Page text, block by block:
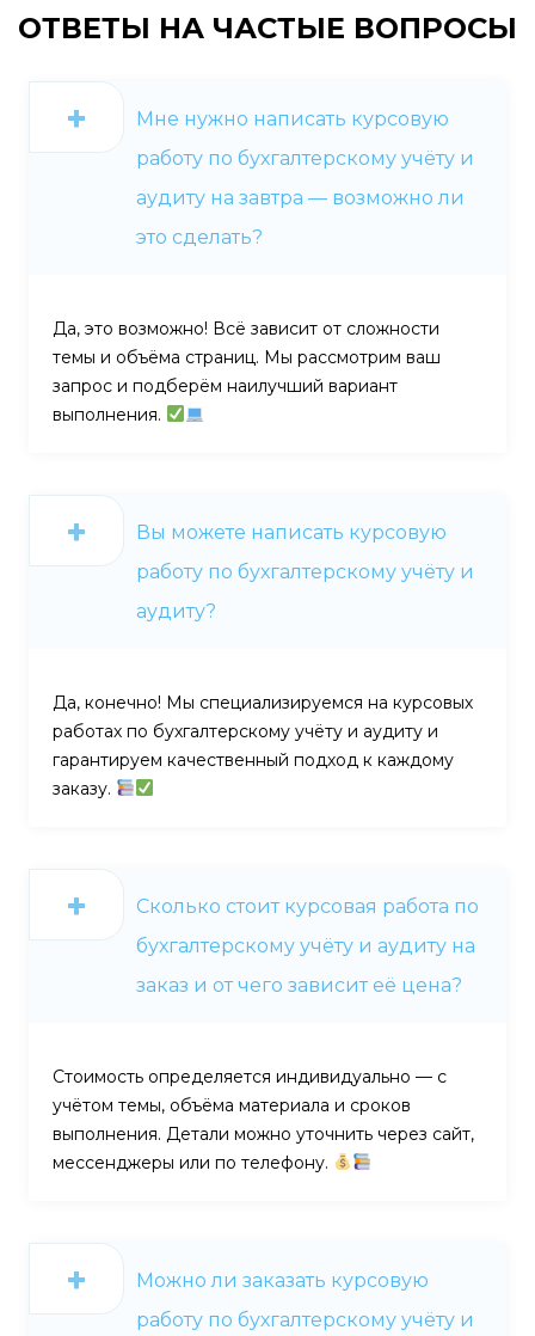
ОТВЕТЫ НА ЧАСТЫЕ ВОПРОСЫ
Мне нужно написать курсовую
работу по бухгалтерскому учёту и
аудиту на завтра — возможно ли
это сделать?
Да, это возможно! Всё зависит от сложности
темы и объёма страниц. Мы рассмотрим ваш
запрос и подберём наилучший вариант
выполнения.
Вы можете написать курсовую
работу по бухгалтерскому учёту и
аудиту?
Да, конечно! Мы специализируемся на курсовых
работах по бухгалтерскому учёту и аудиту и
гарантируем качественный подход к каждому
заказу.
Сколько стоит курсовая работа по
бухгалтерскому учёту и аудиту на
заказ и от чего зависит её цена?
Стоимость определяется индивидуально — с
учётом темы, объёма материала и сроков
выполнения. Детали можно уточнить через сайт,
мессенджеры или по телефону.
Можно ли заказать курсовую
работу по бухгалтерскому учёту и